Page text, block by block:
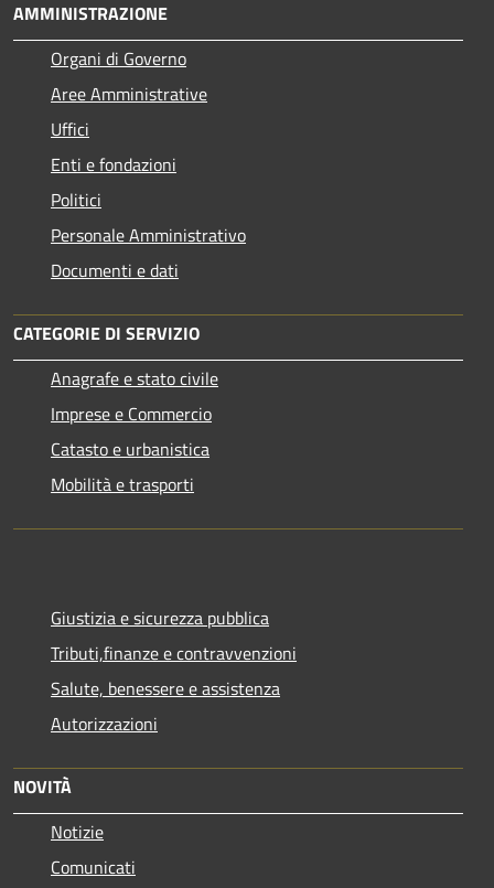
AMMINISTRAZIONE
Organi di Governo
Aree Amministrative
Uffici
Enti e fondazioni
Politici
Personale Amministrativo
Documenti e dati
CATEGORIE DI SERVIZIO
Anagrafe e stato civile
Imprese e Commercio
Catasto e urbanistica
Mobilità e trasporti
Giustizia e sicurezza pubblica
Tributi,finanze e contravvenzioni
Salute, benessere e assistenza
Autorizzazioni
NOVITÀ
Notizie
Comunicati